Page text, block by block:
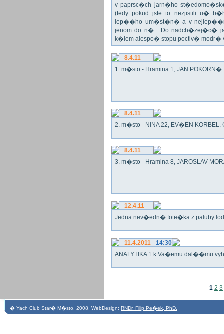
v paprsc�ch jarn�ho
(tedy pokud jste to nezjistili u�
lep��ho um�st�n� a v
jenom do n�... Do nadch�zej�c�
k�lem alespo� stopu poctiv�
8.4.11
1. m�sto - Hramina 1, JAN
8.4.11
2. m�sto - NINA 22, EV�EN KORBEL.
8.4.11
3. m�sto - Hramina 8, JAROSLAV
12.4.11
Jedna nev�edn� fote�ka z paluby
11.4.2011
14:30
ANALYTIKA 1 k Va�emu dal��mu
1 2 3
� Yach Club Star� M�sto. 2008, WebDesign: RNDr. Filip Pe�ek, PhD.